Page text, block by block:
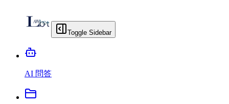
Toggle Sidebar
AI 問答